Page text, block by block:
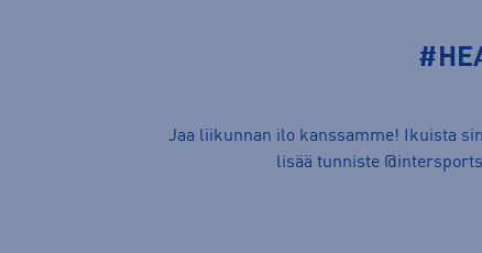
Jaa liikunnan ilo kanssamme! Ikuista
lisää tunniste